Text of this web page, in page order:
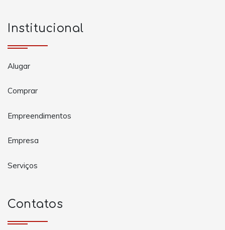
Institucional
Alugar
Comprar
Empreendimentos
Empresa
Serviços
Contatos